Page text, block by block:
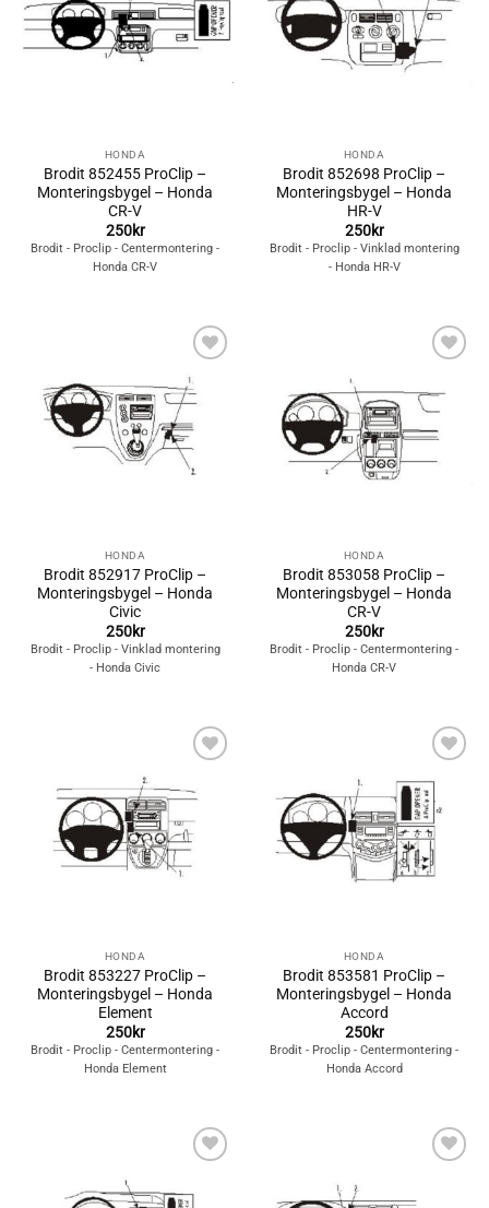
HONDA
Brodit 852455 ProClip –
Monteringsbygel – Honda
CR-V
250kr
Brodit - Proclip - Centermontering -
Honda CR-V
HONDA
Brodit 852698 ProClip –
Monteringsbygel – Honda
HR-V
250kr
Brodit - Proclip - Vinklad montering
- Honda HR-V
Lägg till i
önskelistan
HONDA
Brodit 852917 ProClip –
Monteringsbygel – Honda
Civic
250kr
Brodit - Proclip - Vinklad montering
- Honda Civic
önskelistan
HONDA
Brodit 853058 ProClip –
Monteringsbygel – Honda
CR-V
250kr
Brodit - Proclip - Centermontering -
Honda CR-V
Lägg till i
önskelistan
HONDA
Brodit 853227 ProClip –
Monteringsbygel – Honda
Element
250kr
Brodit - Proclip - Centermontering -
Honda Element
Lägg till i
önskelistan
HONDA
Brodit 853581 ProClip –
Monteringsbygel – Honda
Accord
250kr
Brodit - Proclip - Centermontering -
Honda Accord
önskelistan
önskelistan